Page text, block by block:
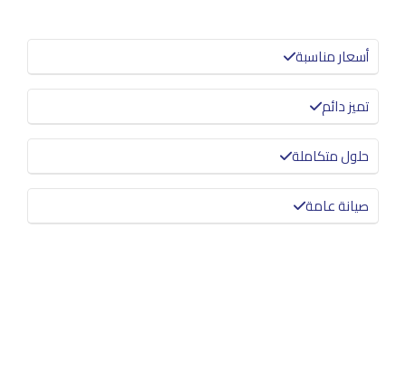
أسعار مناسبة
تميز دائم
حلول متكاملة
صيانة عامة